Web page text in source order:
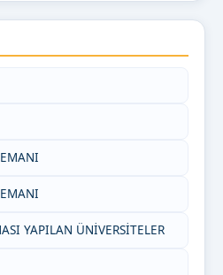
YAPILAN ÜNİVERSİTELER